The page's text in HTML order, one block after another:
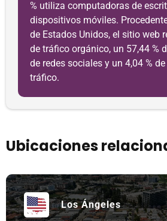
% utiliza computadoras de
dispositivos móviles.
de Estados Unidos, el sitio web
de tráfico orgánico, un 57,44 %
de redes sociales y un 4,04 %
tráfico.
Ubicaciones
Los Ángeles